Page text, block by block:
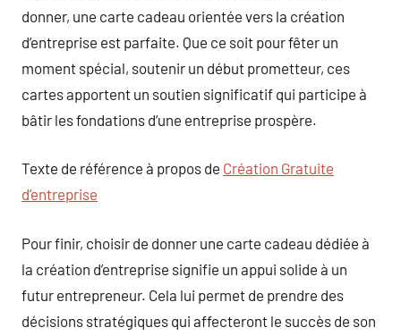
donner, une carte cadeau orientée vers la création
d’entreprise est parfaite. Que ce soit pour fêter un
moment spécial, soutenir un début prometteur, ces
cartes apportent un soutien significatif qui participe à
bâtir les fondations d’une entreprise prospère.
Texte de référence à propos de Création Gratuite
d’entreprise
Pour finir, choisir de donner une carte cadeau dédiée à
la création d’entreprise signifie un appui solide à un
futur entrepreneur. Cela lui permet de prendre des
décisions stratégiques qui affecteront le succès de son